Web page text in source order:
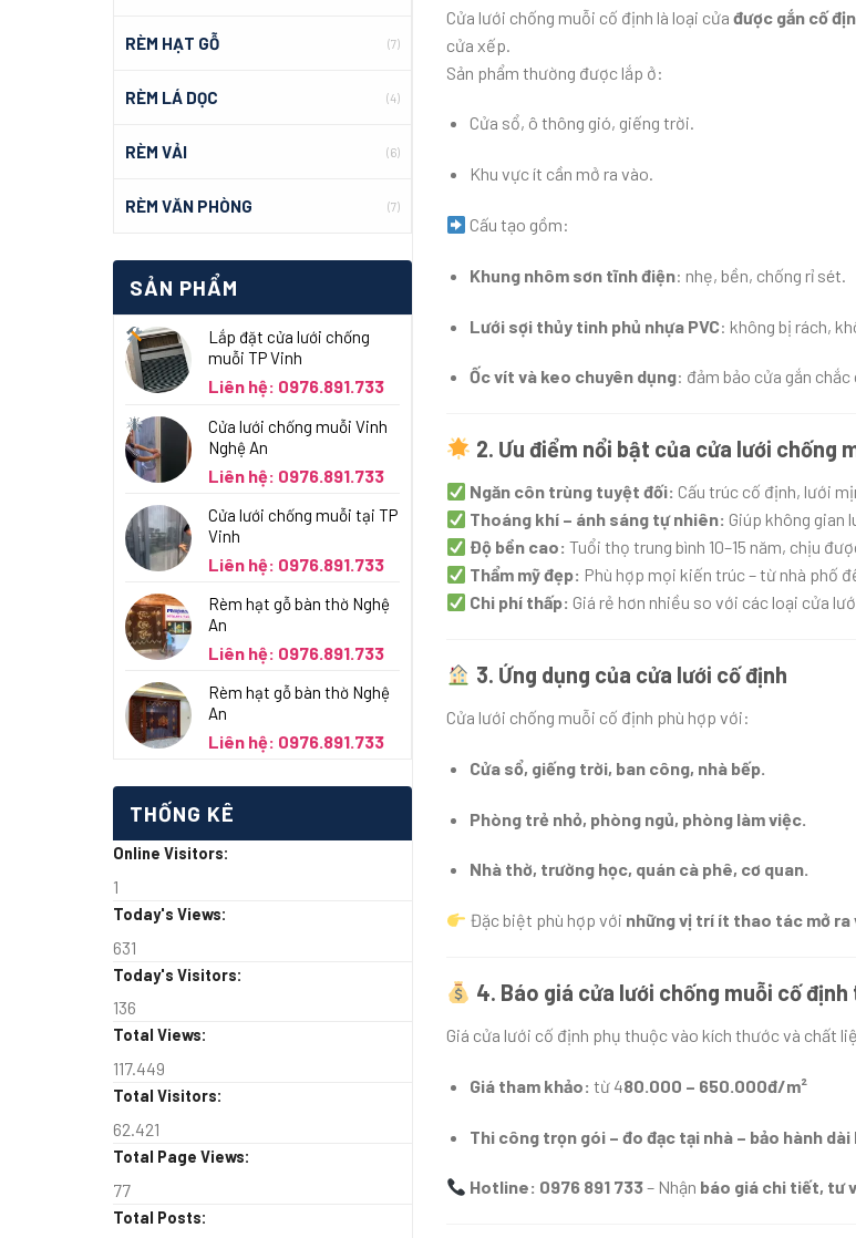
RÈM HẠT GỖ (7)
RÈM LÁ DỌC (4)
RÈM VẢI (6)
RÈM VĂN PHÒNG (7)
SẢN PHẨM
Lắp đặt cửa lưới chống
muỗi TP Vinh
Liên hệ: 0976.891.733
Cửa lưới chống muỗi Vinh
Nghệ An
Liên hệ: 0976.891.733
Cửa lưới chống muỗi tại TP
Vinh
Liên hệ: 0976.891.733
Rèm hạt gỗ bàn thờ Nghệ
An
Liên hệ: 0976.891.733
Rèm hạt gỗ bàn thờ Nghệ
An
Liên hệ: 0976.891.733
THỐNG KÊ
Online Visitors:
1
Today's Views:
631
Today's Visitors:
136
Total Views:
117.449
Total Visitors:
62.421
Total Page Views:
77
Total Posts:
Cửa lưới chống muỗi cố định là loại cửa được gắn cố
cửa xếp.
Sản phẩm thường được lắp ở:
Cửa sổ, ô thông gió, giếng trời.
Khu vực ít cần mở ra vào.
Cấu tạo gồm:
Khung nhôm sơn tĩnh điện: nhẹ, bền, chống rỉ sét.
Lưới sợi thủy tinh phủ nhựa PVC: không bị rách,
Ốc vít và keo chuyên dụng: đảm bảo cửa gắn
2. Ưu điểm nổi bật của cửa lưới chống
Ngăn côn trùng tuyệt đối: Cấu trúc cố định, lưới
Thoáng khí – ánh sáng tự nhiên: Giúp không gian
Độ bền cao: Tuổi thọ trung bình 10–15 năm, chịu
Thẩm mỹ đẹp: Phù hợp mọi kiến trúc – từ nhà phố
Chi phí thấp: Giá rẻ hơn nhiều so với các loại cửa
3. Ứng dụng của cửa lưới cố định
Cửa lưới chống muỗi cố định phù hợp với:
Cửa sổ, giếng trời, ban công, nhà bếp.
Phòng trẻ nhỏ, phòng ngủ, phòng làm việc.
Nhà thờ, trường học, quán cà phê, cơ quan.
Đặc biệt phù hợp với những vị trí ít thao tác mở ra
4. Báo giá cửa lưới chống muỗi cố định
Giá cửa lưới cố định phụ thuộc vào kích thước và chất
Giá tham khảo: từ 480.000 – 650.000đ/m²
Thi công trọn gói – đo đạc tại nhà – bảo hành dài
Hotline: 0976 891 733– Nhận báo giá chi tiết, tư